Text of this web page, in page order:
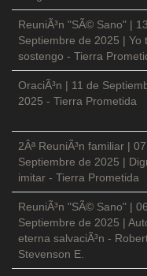
ReuniÃ³n "SÃ© Sano" |
Septiembre de 2025 | Yo
sostengo - Tierra
OraciÃ³n | 11 de
2025 - Tierra Prometida
2Âª ReuniÃ³n familiar |
Septiembre de 2025 |
imitar - Tierra Prometida
ReuniÃ³n "SÃ© Sano" |
Septiembre de 2025 |
eterna salvaciÃ³n -
Stevenson E.